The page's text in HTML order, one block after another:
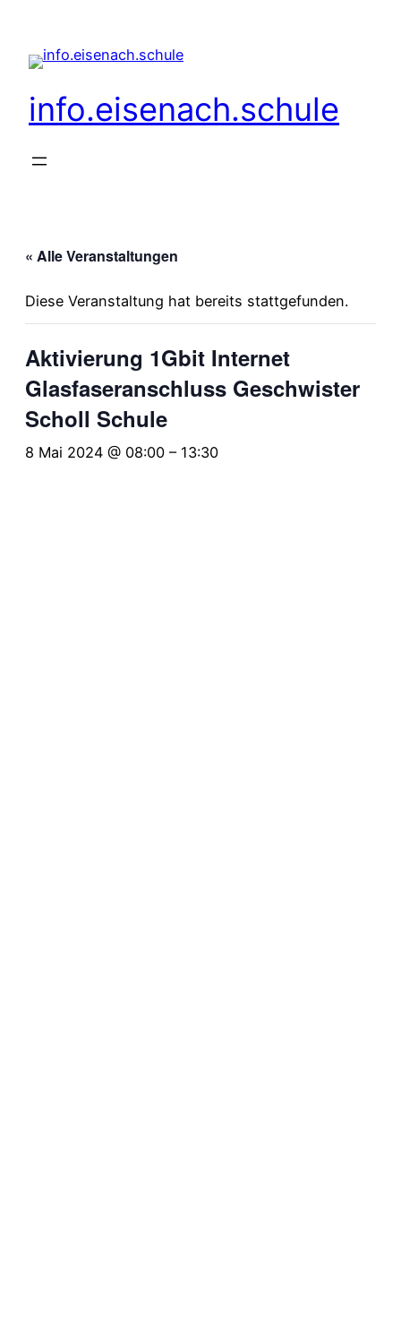
info.eisenach.schule
« Alle Veranstaltungen
Diese Veranstaltung hat bereits stattgefunden.
Aktivierung 1Gbit Internet
Glasfaseranschluss Geschwister
Scholl Schule
8 Mai 2024 @ 08:00 – 13:30